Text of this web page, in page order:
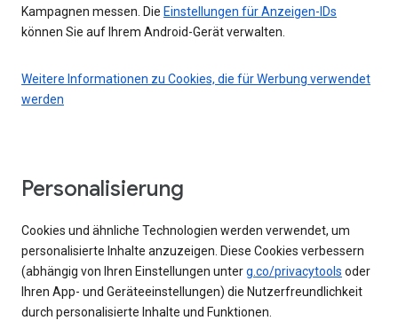
Kampagnen messen. Die Einstellungen für Anzeigen-IDs
können Sie auf Ihrem Android-Gerät verwalten.
Weitere Informationen zu Cookies, die für Werbung verwendet
werden
Personalisierung
Cookies und ähnliche Technologien werden verwendet, um
personalisierte Inhalte anzuzeigen. Diese Cookies verbessern
(abhängig von Ihren Einstellungen unterg.co/privacytools oder
Ihren App- und Geräteeinstellungen) die Nutzerfreundlichkeit
durch personalisierte Inhalte und Funktionen.